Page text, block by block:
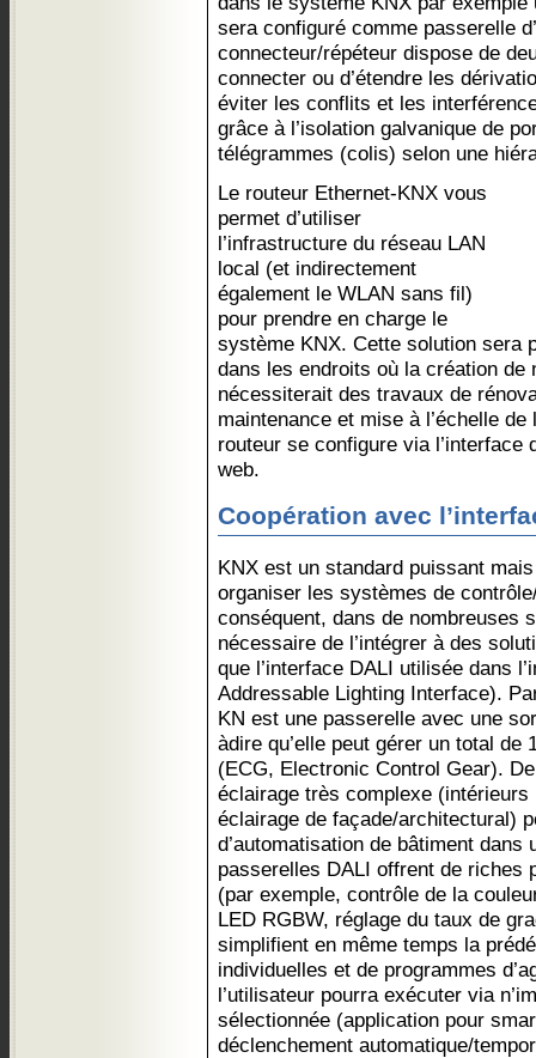
sera configuré comme passerelle
connecteur/répéteur dispose de
connecter ou d’étendre les
éviter les conflits et les
grâce à l’isolation galvanique de
télégrammes (colis) selon une
Le routeur Ethernet-KNX vous
permet d’utiliser
l’infrastructure du réseau LAN
local (et indirectement
également le WLAN sans fil)
pour prendre en charge le
système KNX. Cette solution sera
dans les endroits où la création de
nécessiterait des travaux de
maintenance et mise à l’échelle
routeur se configure via l’interface
web.
Coopération avec
KNX est un standard puissant
organiser les systèmes de
conséquent, dans de nombreuses
nécessaire de l’intégrer à des
que l’interface DALI utilisée dans
Addressable Lighting Interface).
KN est une passerelle avec une
àdire qu’elle peut gérer un total de
(ECG, Electronic Control Gear).
éclairage très complexe
éclairage de façade/architectural)
d’automatisation de bâtiment dans
passerelles DALI offrent de riches
(par exemple, contrôle de la
LED RGBW, réglage du taux de
simplifient en même temps la
individuelles et de programmes
l’utilisateur pourra exécuter via
sélectionnée (application pour
déclenchement automatique/